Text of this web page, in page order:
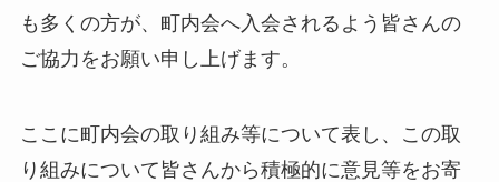
も多くの方が、町内会へ入会されるよう皆さんの
ご協力をお願い申し上げます。
ここに町内会の取り組み等について表し、この取
り組みについて皆さんから積極的に意見等をお寄